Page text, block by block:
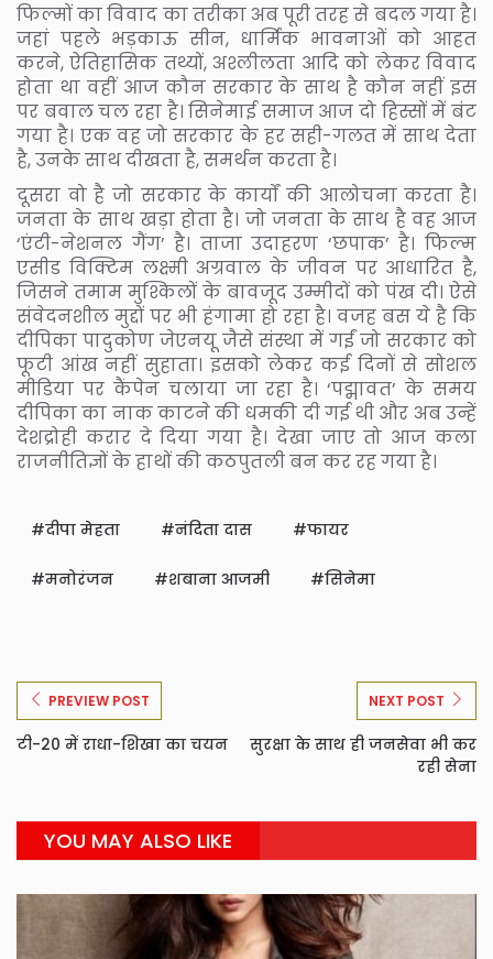
फिल्मों का विवाद का तरीका अब पूरी तरह से बदल गया है।
जहां पहले भड़काऊ सीन, धार्मिक भावनाओं को आहत
करने, ऐतिहासिक तथ्यों, अश्लीलता आदि को लेकर विवाद
होता था वहीं आज कौन सरकार के साथ है कौन नहीं इस
पर बवाल चल रहा है। सिनेमाई समाज आज दो हिस्सों में बंट
गया है। एक वह जो सरकार के हर सही-गलत में साथ देता
है, उनके साथ दीखता है, समर्थन करता है।
दूसरा वो है जो सरकार के कार्यों की आलोचना करता है।
जनता के साथ खड़ा होता है। जो जनता के साथ है वह आज
‘एंटी-नेशनल गैंग’ है। ताजा उदाहरण ‘छपाक’ है। फिल्म
एसीड विक्टिम लक्ष्मी अग्रवाल के जीवन पर आधारित है,
जिसने तमाम मुश्किलों के बावजूद उम्मीदों को पंख दी। ऐसे
संवेदनशील मुद्दों पर भी हंगामा हो रहा है। वजह बस ये है कि
दीपिका पादुकोण जेएनयू जैसे संस्था में गईं जो सरकार को
फूटी आंख नहीं सुहाता। इसको लेकर कई दिनों से सोशल
मीडिया पर कैंपेन चलाया जा रहा है। ‘पद्मावत’ के समय
दीपिका का नाक काटने की धमकी दी गई थी और अब उन्हें
देशद्रोही करार दे दिया गया है। देखा जाए तो आज कला
राजनीतिज्ञों के हाथों की कठपुतली बन कर रह गया है।
दीपा मेहता नंदिता दास फायर
मनोरंजन शबाना आजमी सिनेमा
PREVIEW POST
टी-20 में राधा-शिखा का चयन
NEXT POST
सुरक्षा के साथ ही जनसेवा भी कर
रही सेना
YOU MAY ALSO LIKE